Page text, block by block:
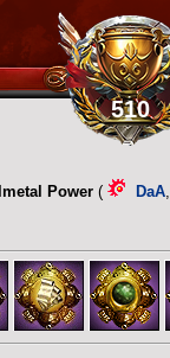
510
Power ( DaA,